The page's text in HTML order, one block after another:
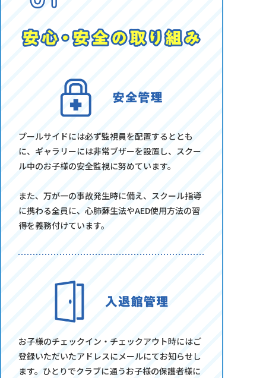
プールサイドには必ず監視員を配置するととも
に、ギャラリーには非常ブザーを設置し、スクー
ル中のお子様の安全監視に努めています。
また、万が一の事故発生時に備え、スクール指導
に携わる全員に、心肺蘇生法やAED使用方法の習
得を義務付けています。
お子様のチェックイン・チェックアウト時にはご
登録いただいたアドレスにメールにてお知らせし
ます。ひとりでクラブに通うお子様の保護者様に